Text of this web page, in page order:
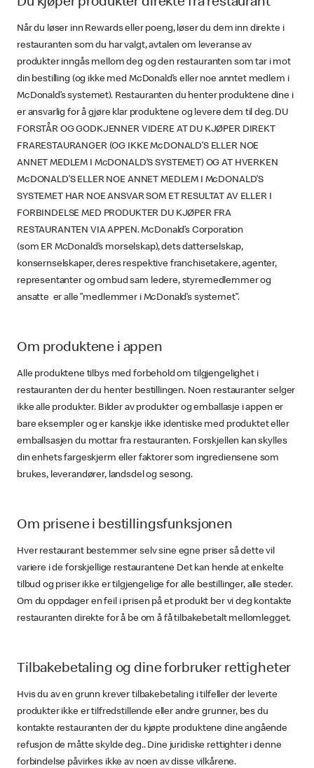
Når du løser inn Rewards eller poeng, løser du dem inn direkte i
restauranten som du har valgt, avtalen om leveranse av
produkter inngås mellom deg og den restauranten som tar i mot
din bestilling (og ikke med McDonald’s eller noe anntet medlem i
McDonald’s systemet). Restauranten du henter produktene dine i
er ansvarlig for å gjøre klar produktene og levere dem til deg. DU
FORSTÅR OG GODKJENNER VIDERE AT DU KJØPER DIREKT
FRARESTAURANGER (OG IKKE McDONALD’S ELLER NOE
ANNET MEDLEM I McDONALD’S SYSTEMET) OG AT HVERKEN
McDONALD’S ELLER NOE ANNET MEDLEM I McDONALD’S
SYSTEMET HAR NOE ANSVAR SOM ET RESULTAT AV ELLER I
FORBINDELSE MED PRODUKTER DU KJØPER FRA
RESTAURANTEN VIA APPEN. McDonald’s Corporation
(som ER McDonald’s morselskap), dets datterselskap,
konsernselskaper, deres respektive franchisetakere, agenter,
representanter og ombud sam ledere, styremedlemmer og
ansatte er alle ”medlemmer i McDonald’s systemet”.
Om produktene i appen
Alle produktene tilbys med forbehold om tilgjengelighet i
restauranten der du henter bestillingen. Noen restauranter selger
ikke alle produkter. Bilder av produkter og emballasje i appen er
bare eksempler og er kanskje ikke identiske med produktet eller
emballsasjen du mottar fra restauranten. Forskjellen kan skylles
din enhets fargeskjerm eller faktorer som ingrediensene som
brukes, leverandører, landsdel og sesong.
Om prisene i bestillingsfunksjonen
Hver restaurant bestemmer selv sine egne priser så dette vil
variere i de forskjellige restaurantene Det kan hende at enkelte
tilbud og priser ikke er tilgjengelige for alle bestillinger, alle steder.
Om du oppdager en feil i prisen på et produkt ber vi deg kontakte
restauranten direkte for å be om å få tilbakebetalt mellomlegget.
Tilbakebetaling og dine forbruker rettigheter
Hvis du av en grunn krever tilbakebetaling i tilfeller der leverte
produkter ikke er tilfredstillende eller andre grunner, bes du
kontakte restauranten der du kjøpte produktene dine angående
refusjon de måtte skylde deg.. Dine juridiske rettighter i denne
forbindelse påvirkes ikke av noen av disse vilkårene.